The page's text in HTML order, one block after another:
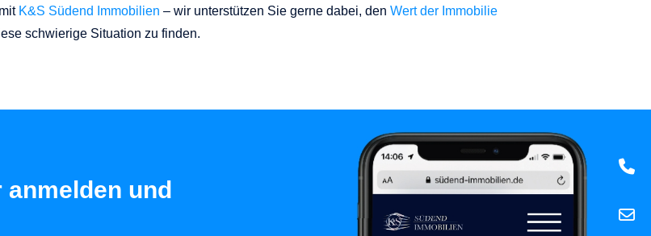
mit K&S Südend Immobilien – wir unterstützen Sie gerne dabei, denWert der Immobilie
schwierige Situation zu finden.
und